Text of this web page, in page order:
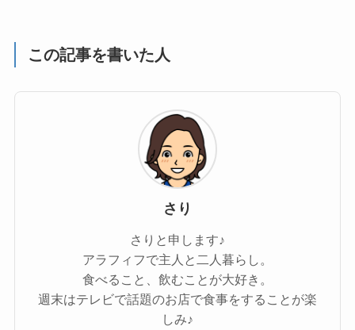
この記事を書いた人
さり
さりと申します♪
アラフィフで主人と二人暮らし。
食べること、飲むことが大好き。
週末はテレビで話題のお店で食事をすることが楽
しみ♪